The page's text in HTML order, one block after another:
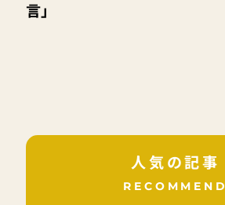
言」
人気の記事
RECOMMEND